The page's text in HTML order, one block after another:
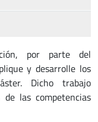
por parte del
y desarrolle los
Dicho trabajo
las competencias